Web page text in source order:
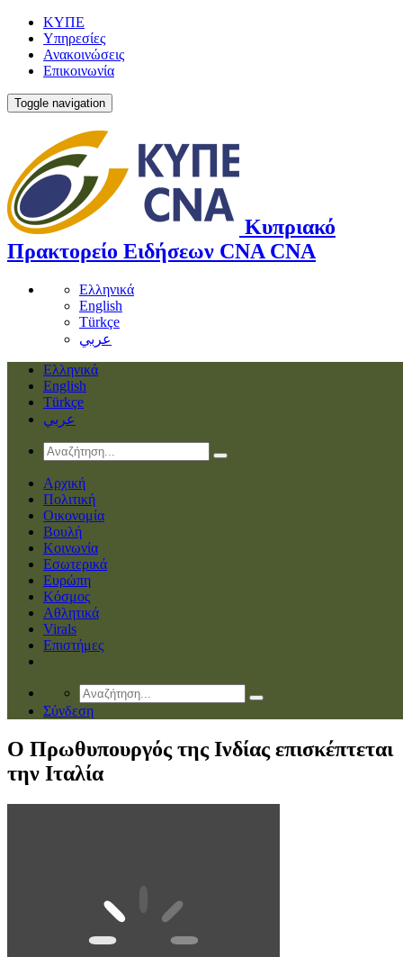
ΚΥΠΕ
Υπηρεσίες
Ανακοινώσεις
Επικοινωνία
Toggle navigation
Κυπριακό
Πρακτορείο Ειδήσεων CNA CNA
Ελληνικά
English
Türkçe
عربي
Ελληνικά
English
Türkçe
عربي
Αρχική
Πολιτική
Οικονομία
Βουλή
Κοινωνία
Εσωτερικά
Ευρώπη
Κόσμος
Αθλητικά
Virals
Επιστήμες
Σύνδεση
Ο Πρωθυπουργός της Ινδίας επισκέπτεται
την Ιταλία